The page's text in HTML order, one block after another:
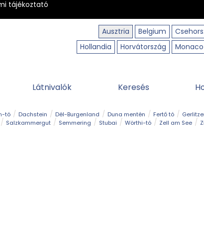
tájékoztató
Ausztria
Belgium
Hollandia
Horvátország Monaco
Látnivalók Keresés
tó Dachstein Dél-Burgenland Duna mentén Fertő tó
Salzkammergut Semmering Stubai Wörthi-tó Zell am See